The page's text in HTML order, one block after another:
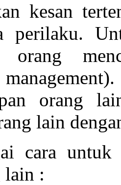
kesan
perilaku.
orang
lain
cara
lain :